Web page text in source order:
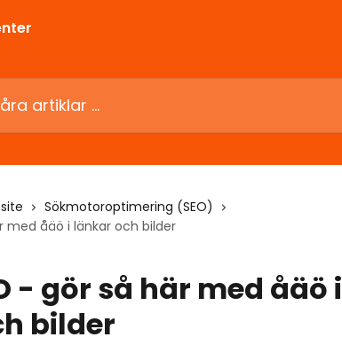
…
Sökmotoroptimering (SEO)
med åäö i länkar och bilder
- gör så här med åäö i
bilder